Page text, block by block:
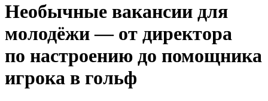
Необычные вакансии для
молодёжи — от директора
по настроению до помощника
игрока в гольф